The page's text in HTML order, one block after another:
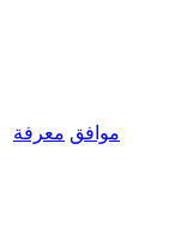
موافق معرفة